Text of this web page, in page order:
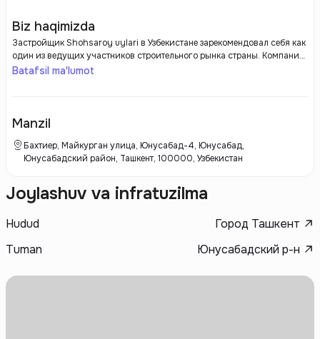
Biz haqimizda
Застройщик Shohsaroy uylari в Узбекистане зарекомендовал себя как
один из ведущих участников строительного рынка страны. Компания
специализируется на возведении современных жилых комплексов,
уютные и функциональные квартиры для семей с различными
Batafsil ma'lumot
Manzil
Бахтиер, Майкурган улица, Юнусабад-4, Юнусабад,
Юнусабадский район, Ташкент, 100000, Узбекистан
Joylashuv va infratuzilma
Hudud
Город Ташкент
Tuman
Юнусабадский р-н